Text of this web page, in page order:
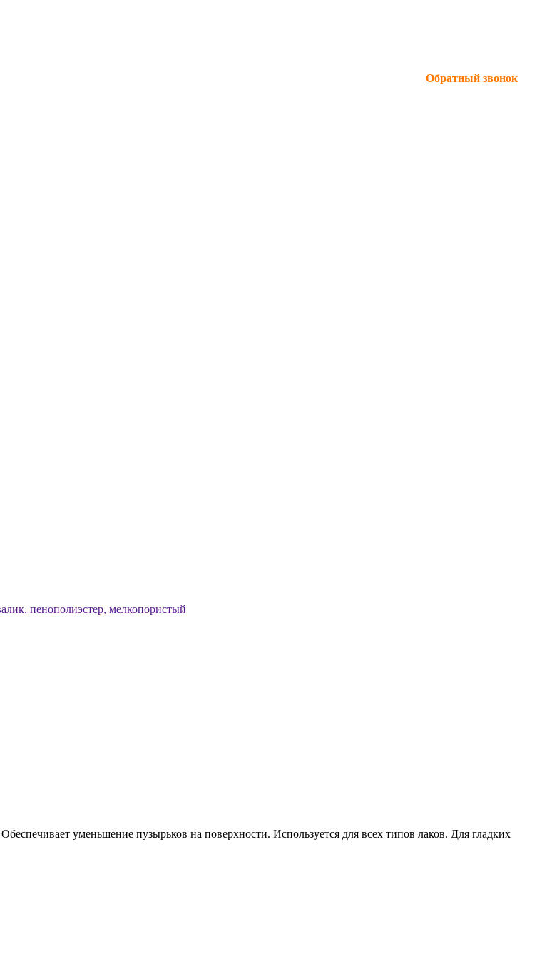
Обратный звонок
пенополиэстер, мелкопористый
уменьшение пузырьков на поверхности. Используется для всех типов лаков. Для гладких